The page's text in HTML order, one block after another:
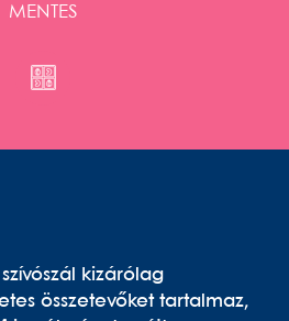
MENTES
kizárólag
összetevőket tartalmaz,